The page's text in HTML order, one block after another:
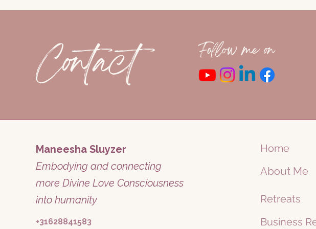
Ik leer je te gronden, openen en te sluiten. Jezelf
je zielengroep ontmoeten en terug te keren naar
sessie. Een speciale verdieping die je
“team of familie’.
Ik ben geboren met spirituele gaven om te horen,
begeleiden in het spiritueel ontwaken. Om
transformeren naar de vijfde dimensie. Hoe
Laten we samen onderzoeken wat jou spirituele
Voel de verbinding en vertrouw de antwoorden!
Contact Follow me on
Maneesha Sluyzer
Embodying and connecting
more Divine Love Consciousness
into humanity
+31628841583
Home
About Me
Retreats
Business